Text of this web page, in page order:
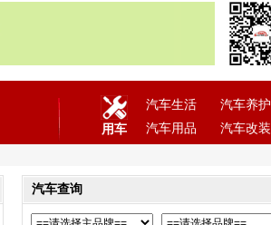
用车
汽车生活
汽车养护
汽车用品
汽车改装
汽车查询